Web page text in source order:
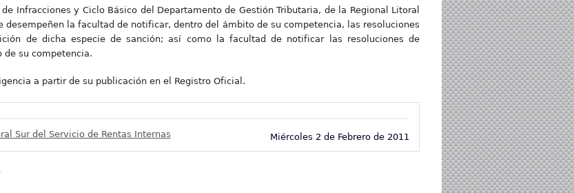
Infracciones y Ciclo Básico del Departamento de Gestión Tributaria, de la Regional Litoral
desempeñen la facultad de notificar, dentro del ámbito de su competencia, las resoluciones
de dicha especie de sanción; así como la facultad de notificar las resoluciones de
de su competencia.
a partir de su publicación en el Registro Oficial.
Miércoles 2 de Febrero de 2011
Sur del Servicio de Rentas Internas